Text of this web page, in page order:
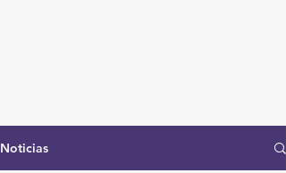
Noticias